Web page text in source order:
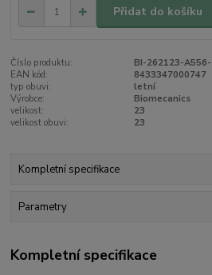
Přidat do košíku
Číslo produktu:
BI-262123-
EAN kód:
8433347000747
typ obuvi:
letní
Výrobce:
Biomecanics
velikost:
23
velikost obuvi:
23
Kompletní specifikace
Parametry
Kompletní specifikace